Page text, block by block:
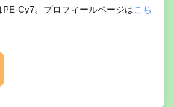
Cy7。プロフィールページはこち